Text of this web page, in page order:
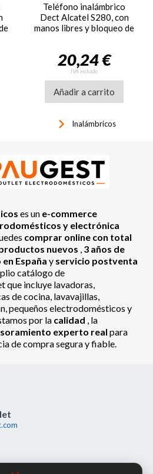
Teléfono inalámbrico
Dect Alcatel S280, con
manos libres y bloqueo de
20,24 €
IVA incluido
Añadir a carrito
keyboard_arrow_right Inalámbricos
es un e-commerce
y electrónica
comprar online con total
nuevos 3 años de
España y servicio postventa
catálogo de
incluye lavadoras,
de cocina, lavavajillas,
pequeños electrodomésticos y
por la calidad , la
experto real para
de compra segura y fiable.